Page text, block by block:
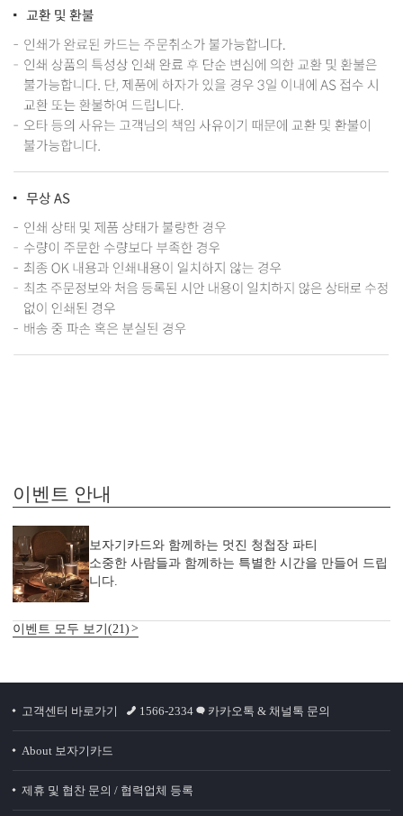
이벤트 안내
보자기카드와 함께하는 멋진 청첩장 파티
소중한 사람들과 함께하는 특별한 시간을 만들어 드립
니다.
이벤트 모두 보기(21)
고객센터 바로가기 1566-2334 카카오톡 & 채널톡 문의
About 보자기카드
제휴 및 협찬 문의 / 협력업체 등록